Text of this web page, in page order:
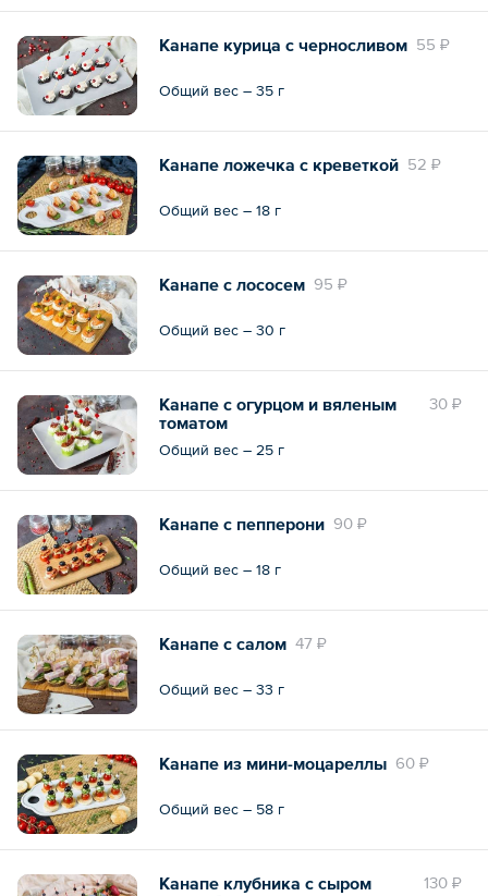
55 ₽
Канапе курица с черносливом
Общий вес – 35 г
52 ₽
Канапе ложечка с креветкой
Общий вес – 18 г
95 ₽
Канапе с лососем
Общий вес – 30 г
30 ₽
Канапе с огурцом и вяленым
томатом
Общий вес – 25 г
90 ₽
Канапе с пепперони
Общий вес – 18 г
47 ₽
Канапе с салом
Общий вес – 33 г
60 ₽
Канапе из мини-моцареллы
Общий вес – 58 г
130 ₽
Канапе клубника с сыром